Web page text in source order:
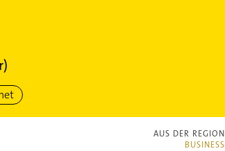
AUS DER REGION
BUSINESS